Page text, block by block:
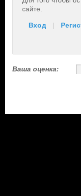
сайте.
Вход |
Ваша оценка: